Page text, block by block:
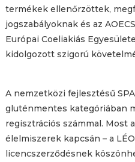
termékek ellenőrzöttek,
jogszabályoknak és az
Európai Coeliakiás
kidolgozott szigorú
A nemzetközi fejlesztésű
gluténmentes kategóriában
regisztrációs számmal. Most
élelmiszerek kapcsán – a
licencszerződésnek